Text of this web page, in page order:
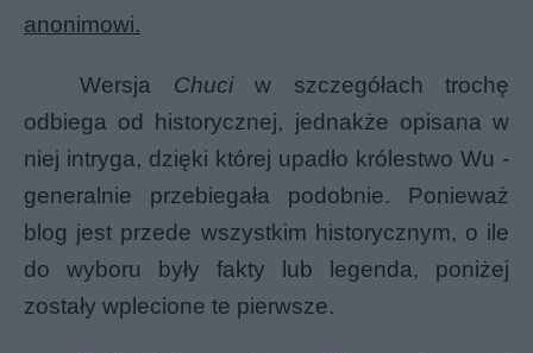
anonimowi.
Wersja Chuciw szczegółach trochę
odbiega od historycznej, jednakże opisana w
niej intryga, dzięki której upadło królestwo Wu -
generalnie przebiegała podobnie. Ponieważ
blog jest przede wszystkim historycznym, o ile
do wyboru były fakty lub legenda, poniżej
zostały wplecione te pierwsze.